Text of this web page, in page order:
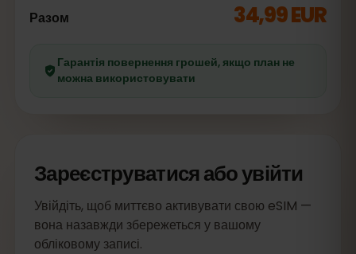
Разом 34,99 EUR
Гарантія повернення грошей, якщо план не
можна використовувати
Зареєструватися або увійти
Увійдіть, щоб миттєво активувати свою eSIM —
вона назавжди збережеться у вашому
обліковому записі.